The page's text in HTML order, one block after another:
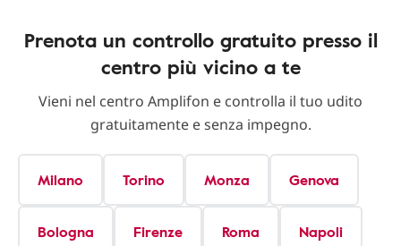
Prenota un controllo gratuito presso il
centro più vicino a te
Vieni nel centro Amplifon e controlla il tuo udito
gratuitamente e senza impegno.
Milano Torino Monza Genova
Bologna Firenze Roma Napoli